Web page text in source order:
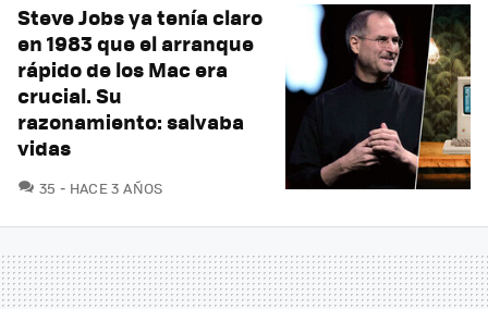
Steve Jobs ya tenía claro
en 1983 que el arranque
rápido de los Mac era
crucial. Su
razonamiento: salvaba
vidas
35 COMENTARIOS
HACE 3 AÑOS